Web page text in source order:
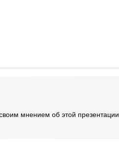
мнением об этой презентации.